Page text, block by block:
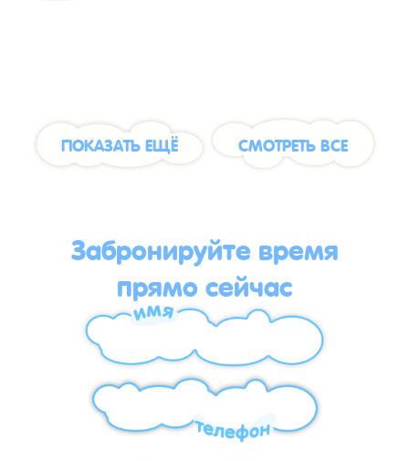
ПОКАЗАТЬ ЕЩЁ СМОТРЕТЬ ВСЕ
Забронируйте время
прямо сейчас